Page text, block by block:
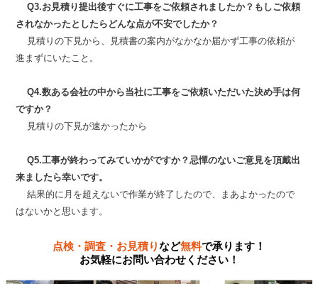
Q3.お見積り提出後すぐに工事をご依頼されましたか？もしご依頼
されなかったとしたらどんな点が不安でしたか？
見積りの下見から、見積書の案内がなかなか届かず工事の依頼が
進まずにいたこと。
Q4.数ある会社の中から当社に工事をご依頼いただいた決め手は何
ですか？
見積りの下見が速かったから
Q5.工事が終わってみていかがですか？忌憚のないご意見を頂戴出
来ましたら幸いです。
結果的に月を超えないで作業が終了したので、まあよかったので
はないかと思います。
点検・調査・お見積りなど無料で承ります！
お気軽にお問い合わせください！